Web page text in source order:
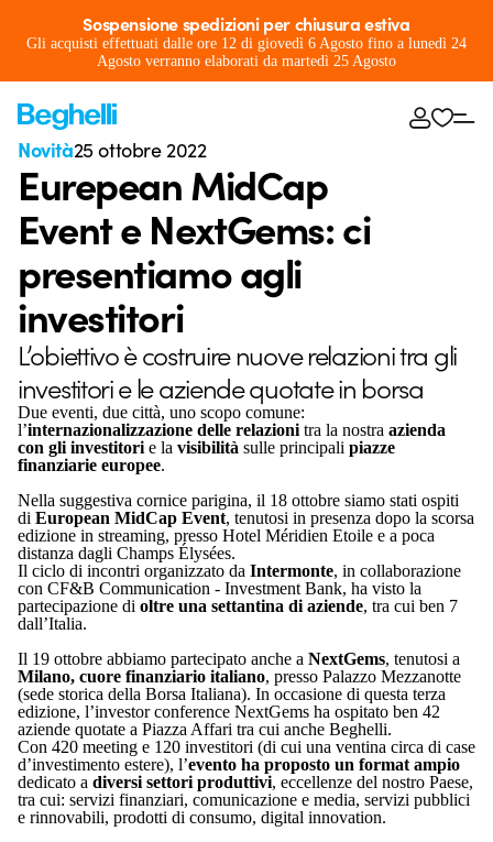
Sospensione spedizioni per chiusura estiva
Gli acquisti effettuati dalle ore 12 di giovedì 6 Agosto fino a lunedì 24
Agosto verranno elaborati da martedì 25 Agosto
Novità25 ottobre 2022
Eurepean MidCap
Event e NextGems: ci
presentiamo agli
investitori
L’obiettivo è costruire nuove relazioni tra gli
investitori e le aziende quotate in borsa
Due eventi, due città, uno scopo comune:
l’internazionalizzazione delle relazioni tra la nostra azienda
con gli investitori e la visibilità sulle principali piazze
finanziarie europee.
Nella suggestiva cornice parigina, il 18 ottobre siamo stati ospiti
di European MidCap Event, tenutosi in presenza dopo la scorsa
edizione in streaming, presso Hotel Méridien Etoile e a poca
distanza dagli Champs Élysées.
Il ciclo di incontri organizzato da Intermonte, in collaborazione
con CF&B Communication - Investment Bank, ha visto la
partecipazione di oltre una settantina di aziende, tra cui ben 7
dall’Italia.
Il 19 ottobre abbiamo partecipato anche a NextGems, tenutosi a
Milano, cuore finanziario italiano, presso Palazzo Mezzanotte
(sede storica della Borsa Italiana). In occasione di questa terza
edizione, l’investor conference NextGems ha ospitato ben 42
aziende quotate a Piazza Affari tra cui anche Beghelli.
Con 420 meeting e 120 investitori (di cui una ventina circa di case
d’investimento estere), l’evento ha proposto un format ampio
dedicato a diversi settori produttivi, eccellenze del nostro Paese,
tra cui: servizi finanziari, comunicazione e media, servizi pubblici
e rinnovabili, prodotti di consumo, digital innovation.